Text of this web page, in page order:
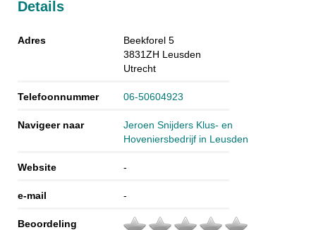
Details
Adres
Beekforel 5
3831ZH Leusden
Utrecht
Telefoonnummer 06-50604923
Navigeer naar
Jeroen Snijders Klus- en
Hoveniersbedrijf in Leusden
Website -
e-mail -
Beoordeling